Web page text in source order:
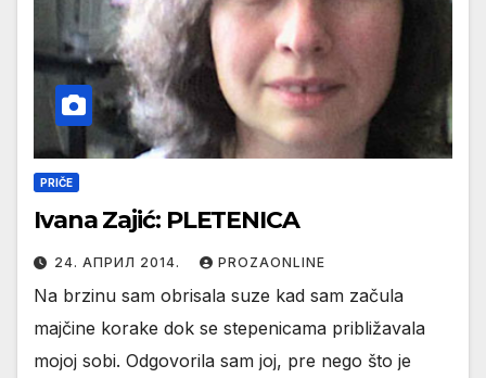
PRIČE
Ivana Zajić: PLETENICA
24. АПРИЛ 2014. PROZAONLINE
Na brzinu sam obrisala suze kad sam začula
majčine korake dok se stepenicama približavala
mojoj sobi. Odgovorila sam joj, pre nego što je